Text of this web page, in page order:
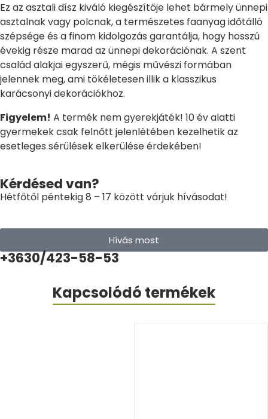
Ez az asztali dísz kiváló kiegészítője lehet bármely ünnepi
asztalnak vagy polcnak, a természetes faanyag időtálló
szépsége és a finom kidolgozás garantálja, hogy hosszú
évekig része marad az ünnepi dekorációnak. A szent
család alakjai egyszerű, mégis művészi formában
jelennek meg, ami tökéletesen illik a klasszikus
karácsonyi dekorációkhoz.
Figyelem! A termék nem gyerekjáték! 10 év alatti
gyermekek csak felnőtt jelenlétében kezelhetik az
esetleges sérülések elkerülése érdekében!
Kérdésed van?
Hétfőtől péntekig 8 – 17 között várjuk hívásodat!
Hívás most
+3630/423-58-53
Kapcsolódó termékek